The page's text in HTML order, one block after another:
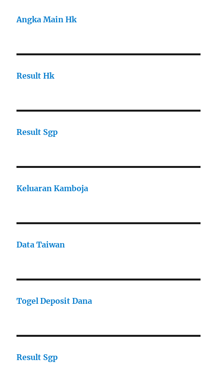
Angka Main Hk
Result Hk
Result Sgp
Keluaran Kamboja
Data Taiwan
Togel Deposit Dana
Result Sgp